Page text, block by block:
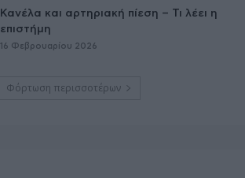
Κανέλα και αρτηριακή πίεση – Τι λέει η
επιστήμη
16 Φεβρουαρίου 2026
Φόρτωση περισσοτέρων